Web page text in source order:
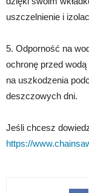
uszczelnienie i
5. Odporność na
ochronę przed
na uszkodzenia
deszczowych dni.
Jeśli chcesz
https://